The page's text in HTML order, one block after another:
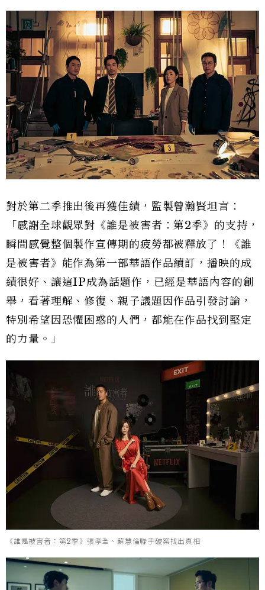
對於第二季推出後再獲佳績，監製曾瀚賢坦言：
「感謝全球觀眾對《誰是被害者：第2季》的支持，
瞬間感覺整個製作宣傳期的疲勞都被釋放了！《誰
是被害者》能作為第一部華語作品續訂，播映的成
績很好、讓這IP成為話題作，已經是華語內容的創
舉，看著理解、修復、親子議題因作品引發討論，
特別希望因恐懼困惑的人們，都能在作品找到堅定
的力量。」
《誰是被害者：第2季》張孝全、蘇慧倫聯手破案找出真相